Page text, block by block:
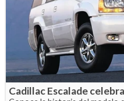
Cadillac Escalade